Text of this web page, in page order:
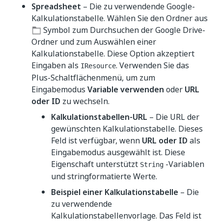
Spreadsheet – Die zu verwendende Google-
Kalkulationstabelle. Wählen Sie den Ordner aus
Symbol zum Durchsuchen der Google Drive-
Ordner und zum Auswählen einer
Kalkulationstabelle. Diese Option akzeptiert
Eingaben als IResource. Verwenden Sie das
Plus-Schaltflächenmenü, um zum
Eingabemodus Variable verwenden oder URL
oder ID zu wechseln.
Kalkulationstabellen-URL – Die URL der
gewünschten Kalkulationstabelle. Dieses
Feld ist verfügbar, wenn URL oder ID als
Eingabemodus ausgewählt ist. Diese
Eigenschaft unterstützt String -Variablen
und stringformatierte Werte.
Beispiel einer Kalkulationstabelle – Die
zu verwendende
Kalkulationstabellenvorlage. Das Feld ist